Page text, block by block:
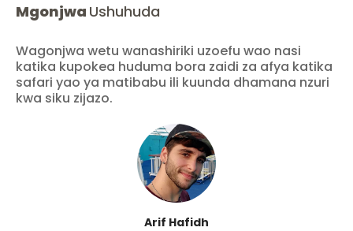
Mgonjwa Ushuhuda
Wagonjwa wetu wanashiriki uzoefu wao nasi
katika kupokea huduma bora zaidi za afya katika
safari yao ya matibabu ili kuunda dhamana nzuri
kwa siku zijazo.
Arif Hafidh